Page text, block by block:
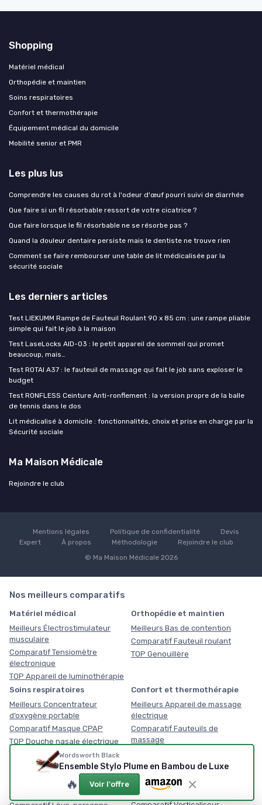
Wordsworth Black
Ensemble Stylo Plume en Bambou de Luxe
🔥 Voir l'offre
Shopping
Matériel médical
Orthopédie et maintien
Soins respiratoires
Confort et thermothérapie
Équipement médical du domicile
Mobilité senior et PMR
Les plus lus
Comprendre les causes du rot à l'odeur d'œuf pourri suivi de diarrhée
Que faire si un fil résorbable ressort de votre cicatrice ?
Que faire lorsque le fil résorbable ne se résorbe pas ?
Quand la douleur dentaire persiste mais le dentiste ne trouve rien
Comment se faire rembourser une table de lit médicalisée par la
sécurité sociale
Les derniers articles
Test LIEKUMM Rampe de Fauteuil Roulant 90 x 85 cm : une rampe pliable
simple qui fait le job à la maison
Test LaseLocks AID-03 : le petit appareil de sommeil qui promet
beaucoup, mais…
Test ROTAI A37 : le fauteuil de massage qui fait le job sans exploser le
budget
Test RONFLESS Ceinture Anti-ronflement : la version propre de la balle
de tennis dans le dos
Lit médicalisé à domicile : fonctionnalités, choix et prise en charge par la
Sécurité sociale
Ma Maison Médicale
Rejoindre le club
Mentions légales Politique de confidentialité
Devis
Expert
À propos Méthodologie
Rejoindre le club
© Ma Maison Médicale 2026
Nos meilleurs comparatifs
Matériel médical
Meilleurs Électrostimulateur
musculaire
Comparatif Tensiomètre
électronique
TOP Appareil de luminothérapie
Orthopédie et maintien
Meilleurs Bas de contention
Comparatif Fauteuil roulant
TOP Genouillère
Soins respiratoires
Meilleurs Concentrateur
d’oxygène portable
Comparatif Masque CPAP
TOP Douche nasale électrique
Confort et thermothérapie
Meilleurs Appareil de massage
électrique
Comparatif Fauteuils de
massage
Équipement médical du
Meilleurs Planche de transfert
Mobilité senior et PMR
Meilleurs Marchepied avec main
courante